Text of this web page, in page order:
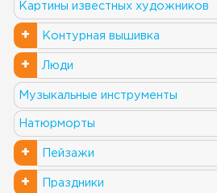
Картины известных художников
+ Контурная вышивка
+ Люди
Музыкальные инструменты
Натюрморты
+ Пейзажи
+ Праздники